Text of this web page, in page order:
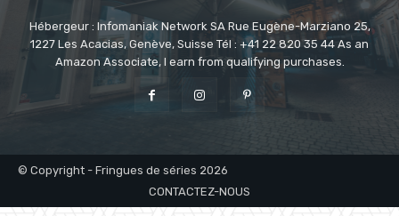
Hébergeur : Infomaniak Network SA Rue Eugène-Marziano 25,
1227 Les Acacias, Genève, Suisse Tél : +41 22 820 35 44 As an
Amazon Associate, I earn from qualifying purchases.
© Copyright - Fringues de séries 2026
CONTACTEZ-NOUS